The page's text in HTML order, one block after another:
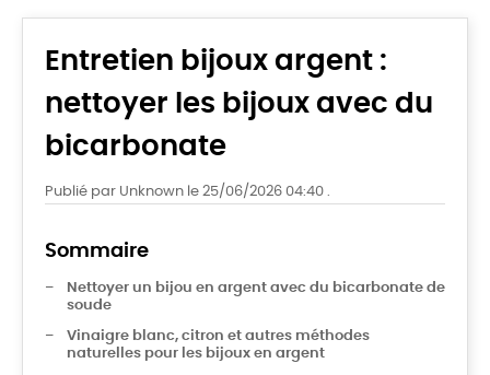
Entretien bijoux argent :
nettoyer les bijoux avec du
bicarbonate
Publié par Unknown le 25/06/2026 04:40 .
Sommaire
Nettoyer un bijou en argent avec du bicarbonate de
soude
Vinaigre blanc, citron et autres méthodes
naturelles pour les bijoux en argent